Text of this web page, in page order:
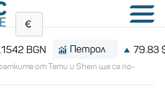
Петрол 79.83 $/
от Temu и Shein ще са по-